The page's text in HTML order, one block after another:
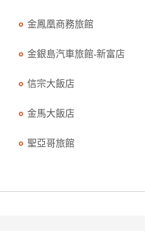
金鳳凰商務旅館
金銀島汽車旅館-新富店
信宗大飯店
金馬大飯店
聖亞哥旅館